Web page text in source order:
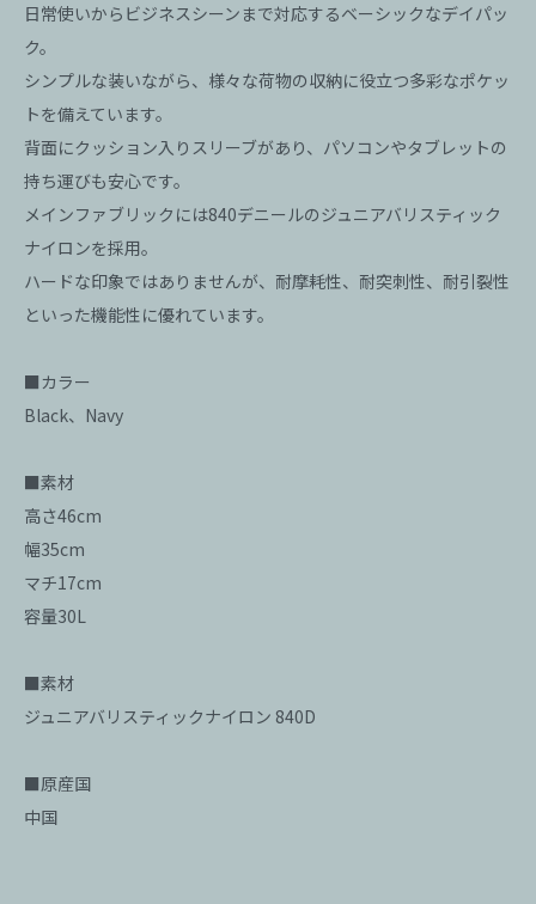
日常使いからビジネスシーンまで対応するベーシックなデイパッ
ク。
シンプルな装いながら、様々な荷物の収納に役立つ多彩なポケッ
トを備えています。
背面にクッション入りスリーブがあり、パソコンやタブレットの
持ち運びも安心です。
メインファブリックには840デニールのジュニアバリスティック
ナイロンを採用。
ハードな印象ではありませんが、耐摩耗性、耐突刺性、耐引裂性
といった機能性に優れています。
■カラー
Black、Navy
■素材
高さ46cm
幅35cm
マチ17cm
容量30L
■素材
ジュニアバリスティックナイロン 840D
■原産国
中国